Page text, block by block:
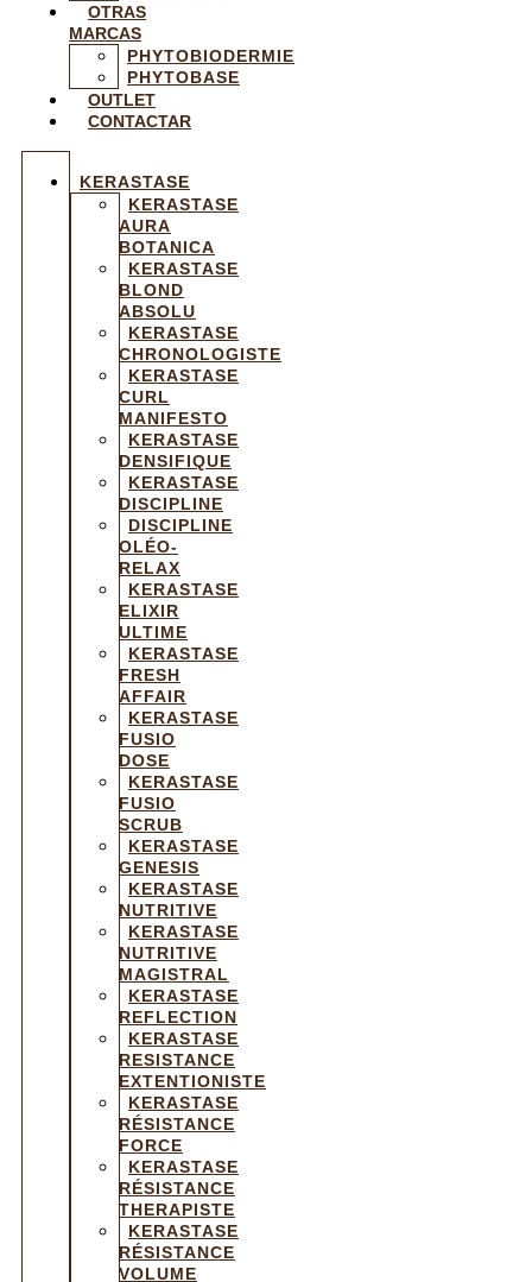
OTRAS
MARCAS
PHYTOBIODERMIE
PHYTOBASE
OUTLET
CONTACTAR
KERASTASE
KERASTASE
AURA
BOTANICA
KERASTASE
BLOND
ABSOLU
KERASTASE
CHRONOLOGISTE
KERASTASE
CURL
MANIFESTO
KERASTASE
DENSIFIQUE
KERASTASE
DISCIPLINE
DISCIPLINE
OLÉO-
RELAX
KERASTASE
ELIXIR
ULTIME
KERASTASE
FRESH
AFFAIR
KERASTASE
FUSIO
DOSE
KERASTASE
FUSIO
SCRUB
KERASTASE
GENESIS
KERASTASE
NUTRITIVE
KERASTASE
NUTRITIVE
MAGISTRAL
KERASTASE
REFLECTION
KERASTASE
RESISTANCE
EXTENTIONISTE
KERASTASE
RÉSISTANCE
FORCE
KERASTASE
RÉSISTANCE
THERAPISTE
KERASTASE
RÉSISTANCE
VOLUME